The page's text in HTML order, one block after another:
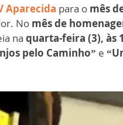
Aparecida para o mês
No mês de
na quarta-feira (3), às
pelo Caminho” e